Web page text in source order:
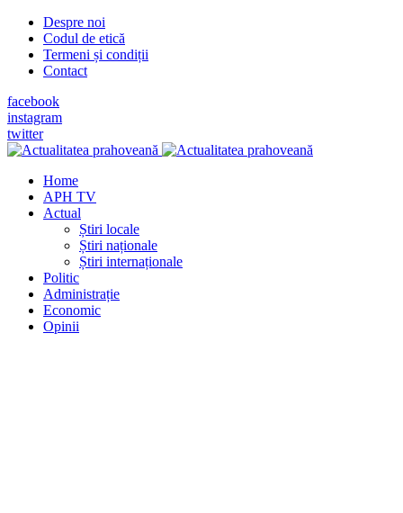
Despre noi
Codul de etică
Termeni și condiții
Contact
facebook
instagram
twitter
Home
APH TV
Actual
Știri locale
Știri naționale
Știri internaționale
Politic
Administrație
Economic
Opinii